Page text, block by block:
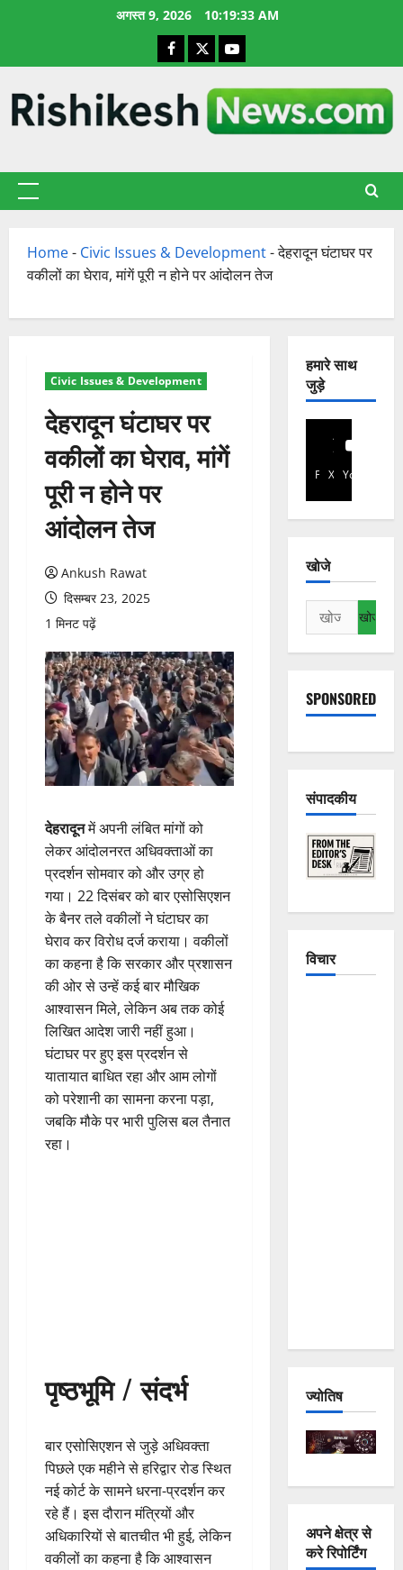
अगस्त 9, 2026 10:19:34 AM
Facebook
X YouTube
प्राथमिक
Home- Civic Issues & Development-देहरादून घंटाघर पर
वकीलों का घेराव, मांगें पूरी न होने पर आंदोलन तेज
Civic Issues & Development
देहरादून घंटाघर पर
वकीलों का घेराव, मांगें
पूरी न होने पर
आंदोलन तेज
Ankush Rawat
दिसम्बर 23, 2025
1 मिनट पढ़ें
देहरादूनमें अपनी लंबित मांगों को
लेकर आंदोलनरत अधिवक्ताओं का
प्रदर्शन सोमवार को और उग्र हो
गया। 22 दिसंबर को बार एसोसिएशन
के बैनर तले वकीलों ने घंटाघर का
घेराव कर विरोध दर्ज कराया। वकीलों
का कहना है कि सरकार और प्रशासन
की ओर से उन्हें कई बार मौखिक
आश्वासन मिले, लेकिन अब तक कोई
लिखित आदेश जारी नहीं हुआ।
घंटाघर पर हुए इस प्रदर्शन से
यातायात बाधित रहा और आम लोगों
को परेशानी का सामना करना पड़ा,
जबकि मौके पर भारी पुलिस बल तैनात
रहा।
पृष्ठभूमि / संदर्भ
बार एसोसिएशन से जुड़े अधिवक्ता
पिछले एक महीने से हरिद्वार रोड स्थित
नई कोर्ट के सामने धरना-प्रदर्शन कर
रहे हैं। इस दौरान मंत्रियों और
अधिकारियों से बातचीत भी हुई, लेकिन
वकीलों का कहना है कि आश्वासन
हमारे साथ
जुड़े
Facebook
X YouTube
खोजे
निम्न
को
खोजें:
SPONSORED
संपादकीय
विचार
ज्योतिष
अपने क्षेत्र से
करे रिपोर्टिंग